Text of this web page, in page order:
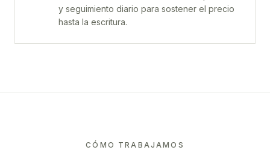
y seguimiento diario para sostener el precio
hasta la escritura.
CÓMO TRABAJAMOS